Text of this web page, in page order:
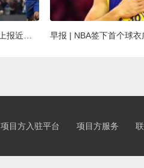
项目方入驻平台 项目方服务